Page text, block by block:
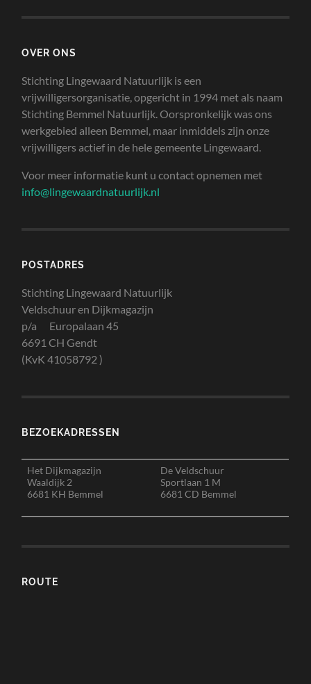
OVER ONS
Stichting Lingewaard Natuurlijk is een
vrijwilligersorganisatie, opgericht in 1994 met als naam
Stichting Bemmel Natuurlijk. Oorspronkelijk was ons
werkgebied alleen Bemmel, maar inmiddels zijn onze
vrijwilligers actief in de hele gemeente Lingewaard.
Voor meer informatie kunt u contact opnemen met
info@lingewaardnatuurlijk.nl
POSTADRES
Stichting Lingewaard Natuurlijk
Veldschuur en Dijkmagazijn
p/a Europalaan 45
6691 CH Gendt
(KvK 41058792 )
BEZOEKADRESSEN
Het Dijkmagazijn
Waaldijk 2
6681 KH Bemmel
De Veldschuur
Sportlaan 1 M
6681 CD Bemmel
ROUTE